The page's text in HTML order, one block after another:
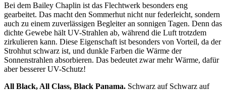
Bei dem Bailey Chaplin ist das Flechtwerk besonders eng
gearbeitet. Das macht den Sommerhut nicht nur federleicht, sondern
auch zu einem zuverlässigen Begleiter an sonnigen Tagen. Denn das
dichte Gewebe hält UV-Strahlen ab, während die Luft trotzdem
zirkulieren kann. Diese Eigenschaft ist besonders von Vorteil, da der
Strohhut schwarz ist, und dunkle Farben die Wärme der
Sonnenstrahlen absorbieren. Das bedeutet zwar mehr Wärme, dafür
aber besserer UV-Schutz!
All Black, All Class, Black Panama. Schwarz auf Schwarz auf